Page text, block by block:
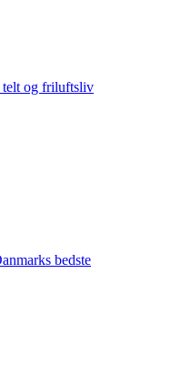
telt og friluftsliv
bedste